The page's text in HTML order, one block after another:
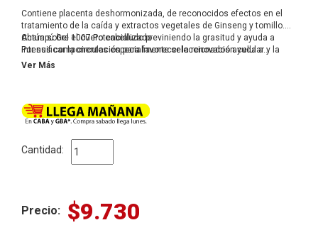
Contiene placenta deshormonizada, de reconocidos efectos en el
tratamiento de la caída y extractos vegetales de Ginseng y tomillo.
Actúa sobre el cuero cabelludo previniendo la grasitud y ayuda a
intensificar la circulación para favorecer la renovación celular y la
correcta nutrición de los folículos.
Champú Gel 1007 Potencializado
Por sus componentes especialmente seleccionados ayuda a
reactivar el crecimiento de cabellos sanos. Contiene placenta
ayudando a intensificar la circulación sanguínea local para favorecer
la renovación celular y la correcta nutrición de los folículos.
Ver Más
Cantidad:
Precio: $9.730